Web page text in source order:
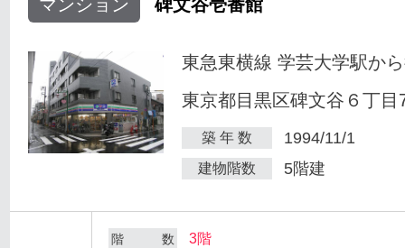
マンション 碑文谷壱番館
東急東横線 学芸大学駅か
東京都目黒区碑文谷６丁目
築 年 数 1994/11/1
建物階数 5階建
階 数 3階